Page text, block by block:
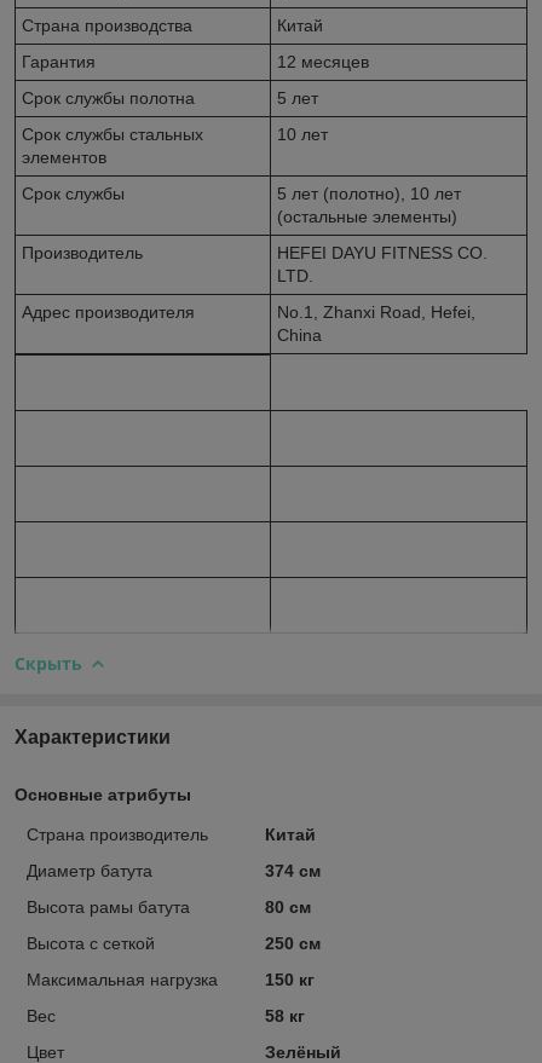
Страна производства
Китай
Гарантия
12 месяцев
Срок службы полотна
5 лет
Срок службы стальных
элементов
10 лет
Срок службы
5 лет (полотно), 10 лет
(остальные элементы)
Производитель
HEFEI DAYU FITNESS CO.
LTD.
Адрес производителя
No.1, Zhanxi Road, Hefei,
China
Скрыть
Характеристики
Основные атрибуты
Страна производитель
Китай
Диаметр батута
374 см
Высота рамы батута
80 см
Высота с сеткой
250 см
Максимальная нагрузка
150 кг
Вес
58 кг
Цвет
Зелёный